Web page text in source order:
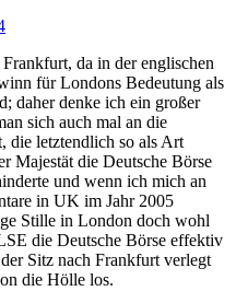
da in der englischen
für Londons Bedeutung als
daher denke ich ein großer
sich auch mal an die
die letztendlich so als Art
Majestät die Deutsche Börse
und wenn ich mich an
in UK im Jahr 2005
Stille in London doch wohl
die Deutsche Börse effektiv
Sitz nach Frankfurt verlegt
die Hölle los.